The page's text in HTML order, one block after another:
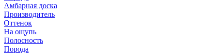
Амбарная доска
Производитель
Оттенок
На ощупь
Полосность
Порода